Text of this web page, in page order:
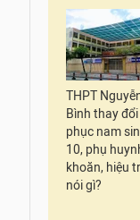
THPT
Bình thay
phục nam
10, phụ
khoăn, hiệu
nói gì?